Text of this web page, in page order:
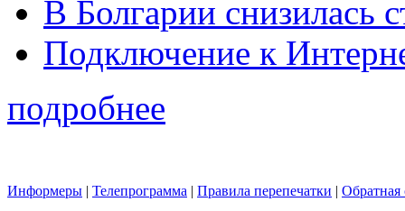
В Болгарии снизилась
Подключение к
подробнее
Информеры | Телепрограмма | Правила перепечатки | Обратная